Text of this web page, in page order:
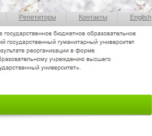
Репетиторы Контакты English